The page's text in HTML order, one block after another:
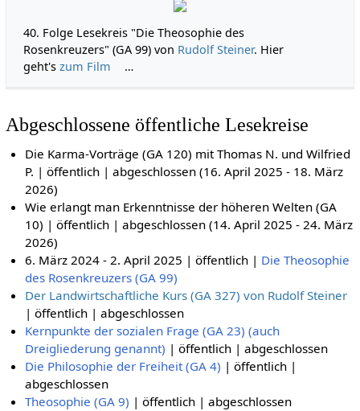
40. Folge Lesekreis "Die Theosophie des
Rosenkreuzers" (GA 99) von Rudolf Steiner. Hier
geht'szum Film …
Abgeschlossene öffentliche Lesekreise
Die Karma-Vorträge (GA 120) mit Thomas N. und Wilfried
P. | öffentlich | abgeschlossen (16. April 2025 - 18. März
2026)
Wie erlangt man Erkenntnisse der höheren Welten (GA
10) | öffentlich | abgeschlossen (14. April 2025 - 24. März
2026)
6. März 2024 - 2. April 2025 | öffentlich | Die Theosophie
des Rosenkreuzers (GA 99)
Der Landwirtschaftliche Kurs (GA 327) von Rudolf Steiner
| öffentlich | abgeschlossen
Kernpunkte der sozialen Frage (GA 23) (auch
Dreigliederung genannt) | öffentlich | abgeschlossen
Die Philosophie der Freiheit (GA 4) | öffentlich |
abgeschlossen
Theosophie (GA 9) | öffentlich | abgeschlossen